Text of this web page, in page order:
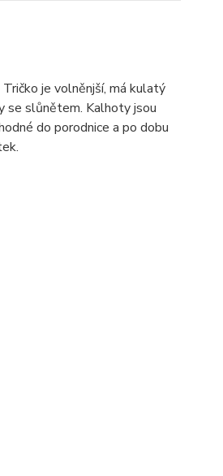
je volněnjší, má kulatý
se slůnětem. Kalhoty jsou
do porodnice a po dobu